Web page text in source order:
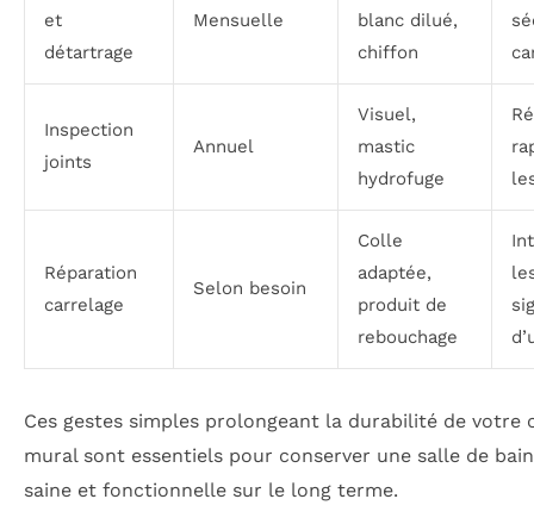
et
détartrage
Mensuelle
blanc dilué,
chiffon
Inspection
joints
Annuel
Visuel,
mastic
hydrofuge
Réparation
carrelage
Selon besoin
Colle
adaptée,
produit de
rebouchage
Ces gestes simples prolongeant la durabilité de votre
mural sont essentiels pour conserver une salle de
saine et fonctionnelle sur le long terme.